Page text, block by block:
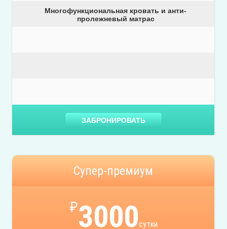
Многофункциональная кровать и анти-
пролежневый матрас
ЗАБРОНИРОВАТЬ
Супер-премиум
₽3000сутки